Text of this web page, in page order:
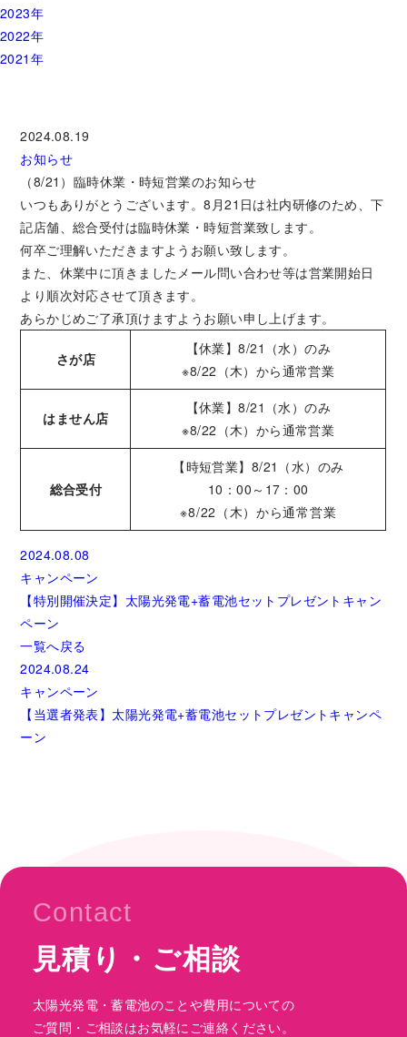
2023年
2022年
2021年
2024.08.19
お知らせ
（8/21）臨時休業・時短営業のお知らせ
いつもありがとうございます。8月21日は社内研修のため、下
記店舗、総合受付は臨時休業・時短営業致します。
何卒ご理解いただきますようお願い致します。
また、休業中に頂きましたメール問い合わせ等は営業開始日
より順次対応させて頂きます。
あらかじめご了承頂けますようお願い申し上げます。
さが店
【休業】8/21（水）のみ
※8/22（木）から通常営業
はません店
【休業】8/21（水）のみ
※8/22（木）から通常営業
総合受付
【時短営業】8/21（水）のみ
10：00～17：00
※8/22（木）から通常営業
2024.08.08
キャンペーン
【特別開催決定】太陽光発電+蓄電池セットプレゼントキャン
ペーン
一覧へ戻る
2024.08.24
キャンペーン
【当選者発表】太陽光発電+蓄電池セットプレゼントキャンペ
ーン
Contact
見積り・ご相談
太陽光発電・蓄電池のことや費用についての
ご質問・ご相談はお気軽にご連絡ください。